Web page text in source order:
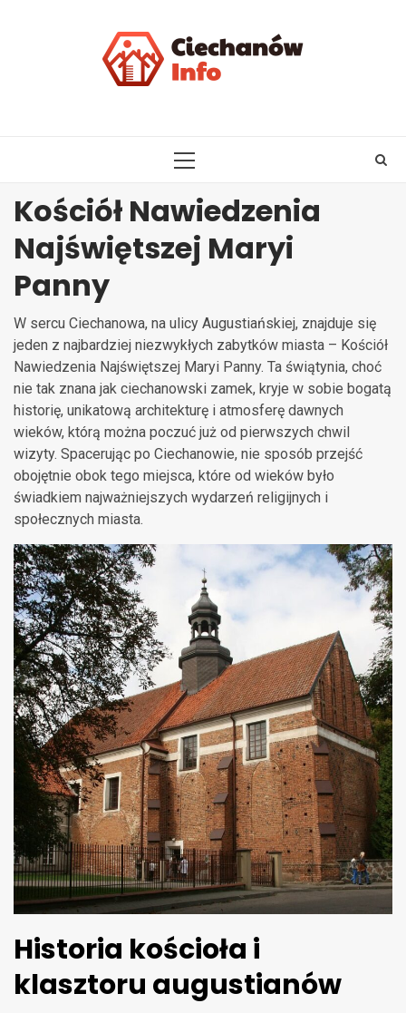
PRIMARY
Kościół Nawiedzenia
Najświętszej Maryi
Panny
W sercu Ciechanowa, na ulicy Augustiańskiej, znajduje się
jeden z najbardziej niezwykłych zabytków miasta – Kościół
Nawiedzenia Najświętszej Maryi Panny. Ta świątynia, choć
nie tak znana jak ciechanowski zamek, kryje w sobie bogatą
historię, unikatową architekturę i atmosferę dawnych
wieków, którą można poczuć już od pierwszych chwil
wizyty. Spacerując po Ciechanowie, nie sposób przejść
obojętnie obok tego miejsca, które od wieków było
świadkiem najważniejszych wydarzeń religijnych i
społecznych miasta.
Historia kościoła i
klasztoru augustianów